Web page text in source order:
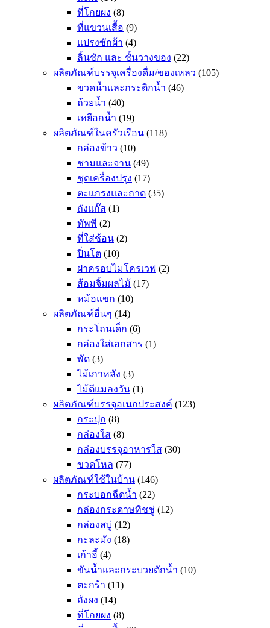
ที่โกยผง (8)
ที่แขวนเสื้อ (9)
แปรงซักผ้า (4)
ลิ้นชัก และ ชั้นวางของ (22)
ผลิตภัณฑ์บรรจุเครื่องดื่ม/ของเหลว (105)
ขวดน้ำและกระติกน้ำ (46)
ถ้วยน้ำ (40)
เหยือกน้ำ (19)
ผลิตภัณฑ์ในครัวเรือน (118)
กล่องข้าว (10)
ชามและจาน (49)
ชุดเครื่องปรุง (17)
ตะแกรงและถาด (35)
ถังแก๊ส (1)
ทัพพี (2)
ที่ใส่ช้อน (2)
ปิ่นโต (10)
ฝาครอบไมโครเวฟ (2)
ส้อมจิ้มผลไม้ (17)
หม้อแขก (10)
ผลิตภัณฑ์อื่นๆ (14)
กระโถนเด็ก (6)
กล่องใส่เอกสาร (1)
พัด (3)
ไม้เกาหลัง (3)
ไม้ตีแมลงวัน (1)
ผลิตภัณฑ์บรรจุอเนกประสงค์ (123)
กระปุก (8)
กล่องใส (8)
กล่องบรรจุอาหารใส (30)
ขวดโหล (77)
ผลิตภัณฑ์ใช้ในบ้าน (146)
กระบอกฉีดน้ำ (22)
กล่องกระดาษทิชชู่ (12)
กล่องสบู่ (12)
กะละมัง (18)
เก้าอี้ (4)
ขันน้ำและกระบวยตักน้ำ (10)
ตะกร้า (11)
ถังผง (14)
ที่โกยผง (8)